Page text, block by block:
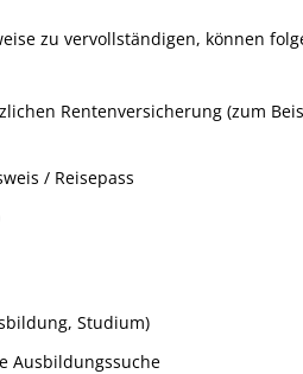
zu vervollständigen, können
Rentenversicherung (zum
/ Reisepass
Studium)
Ausbildungssuche